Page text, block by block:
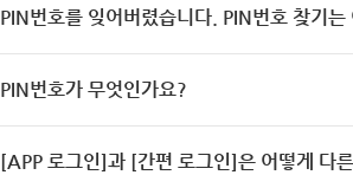
PIN번호를 잊어버렸습니다. PIN번호 찾기는
PIN번호가 무엇인가요?
[APP 로그인]과 [간편 로그인]은 어떻게 다